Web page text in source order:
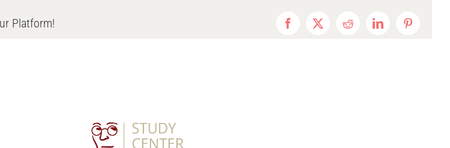
Platform! Facebook
X RedditLinkedInPinterest